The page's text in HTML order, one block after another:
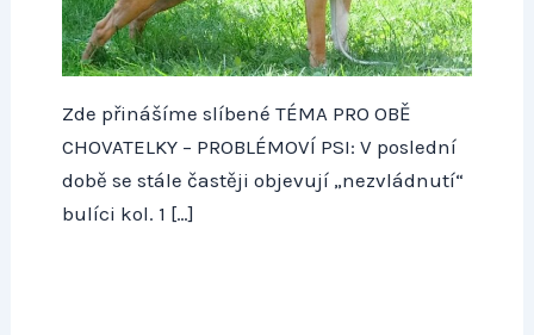
Zde přinášíme slíbené TÉMA PRO OBĚ
CHOVATELKY – PROBLÉMOVÍ PSI: V poslední
době se stále častěji objevují „nezvládnutí“
bulíci kol. 1 […]